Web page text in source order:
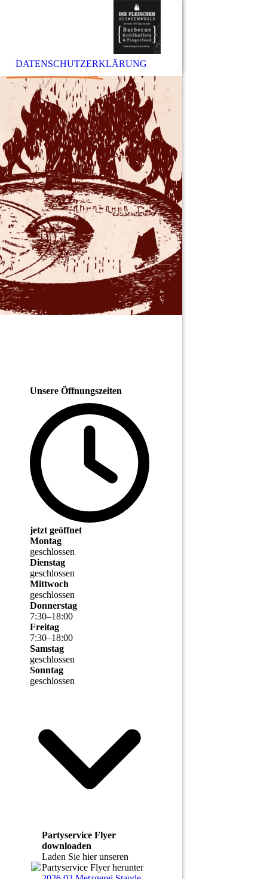
DATENSCHUTZERKLÄRUNG
Unsere Öffnungszeiten
jetzt geöffnet
Montag
geschlossen
Dienstag
geschlossen
Mittwoch
geschlossen
Donnerstag
7:30–18:00
Freitag
7:30–18:00
Samstag
geschlossen
Sonntag
geschlossen
Partyservice Flyer
downloaden
Laden Sie hier unseren
Partyservice Flyer herunter